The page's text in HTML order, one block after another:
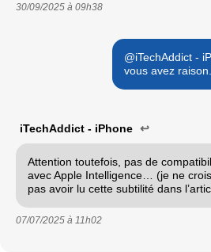
30/09/2025 à 09h38
@iTechAddict -
vous avez raison.
iTechAddict - iPhone ↩
Attention toutefois, pas de
avec Apple Intelligence… (je ne crois
pas avoir lu cette subtilité dans
07/07/2025 à 11h02